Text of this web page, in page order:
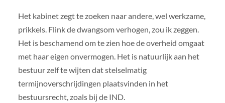
Het kabinet zegt te zoeken naar andere, wel werkzame,
prikkels. Flink de dwangsom verhogen, zou ik zeggen.
Het is beschamend om te zien hoe de overheid omgaat
met haar eigen onvermogen. Het is natuurlijk aan het
bestuur zelf te wijten dat stelselmatig
termijnoverschrijdingen plaatsvinden in het
bestuursrecht, zoals bij de IND.